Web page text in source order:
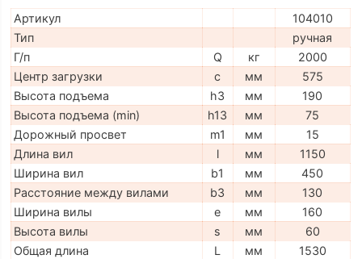
Артикул
104010
Тип
ручная
Г/п
Q кг
2000
Центр загрузки
c мм
575
Высота подъема
h3 мм
190
Высота подъема (min)
h13 мм
75
Дорожный просвет
m1 мм
15
Длина вил
l мм
1150
Ширина вил
b1 мм
450
Расстояние между вилами
b3 мм
130
Ширина вилы
e мм
160
Высота вилы
s мм
60
Общая длина
L мм
1530